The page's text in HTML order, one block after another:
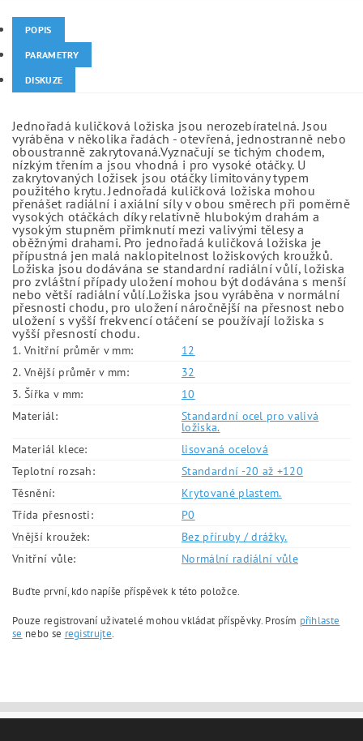
POPIS
PARAMETRY
DISKUZE
Jednořadá kuličková ložiska jsou nerozebíratelná. Jsou
vyráběna v několika řadách - otevřená, jednostranně nebo
oboustranně zakrytovaná.Vyznačují se tichým chodem,
nízkým třením a jsou vhodná i pro vysoké otáčky. U
zakrytovaných ložisek jsou otáčky limitovány typem
použitého krytu. Jednořadá kuličková ložiska mohou
přenášet radiální i axiální síly v obou směrech při poměrně
vysokých otáčkách díky relativně hlubokým drahám a
vysokým stupněm přimknutí mezi valivými tělesy a
oběžnými drahami. Pro jednořadá kuličková ložiska je
přípustná jen malá naklopitelnost ložiskových kroužků.
Ložiska jsou dodávána se standardní radiální vůlí, ložiska
pro zvláštní případy uložení mohou být dodávána s menší
nebo větší radiální vůlí.Ložiska jsou vyráběna v normální
přesnosti chodu, pro uložení náročnější na přesnost nebo
uložení s vyšší frekvencí otáčení se používají ložiska s
vyšší přesností chodu.
1. Vnitřní průměr v mm:
12
2. Vnější průměr v mm:
32
3. Šířka v mm:
10
Materiál:
Standardní ocel pro valivá
ložiska.
Materiál klece:
lisovaná ocelová
Teplotní rozsah:
Standardní -20 až +120
Těsnění:
Krytované plastem.
Třída přesnosti:
P0
Vnější kroužek:
Bez příruby / drážky.
Vnitřní vůle:
Normální radiální vůle
Buďte první, kdo napíše příspěvek k této položce.
Pouze registrovaní uživatelé mohou vkládat příspěvky. Prosím přihlaste
se nebo se registrujte.